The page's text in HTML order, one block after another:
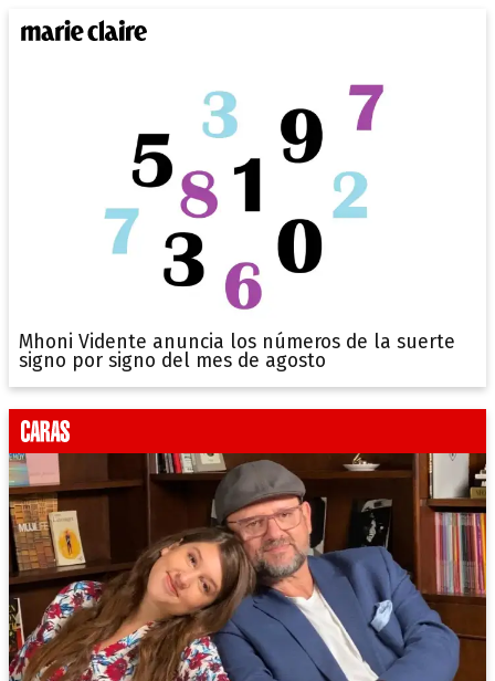
Mhoni Vidente anuncia los números de la suerte
signo por signo del mes de agosto